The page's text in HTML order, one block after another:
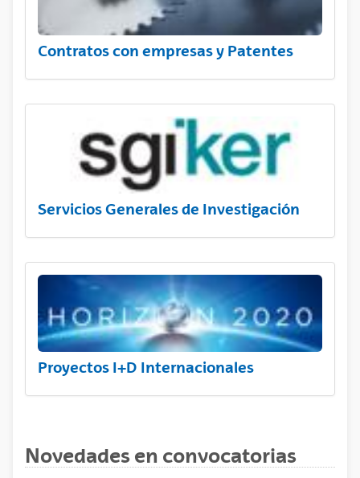
Contratos con empresas y Patentes
Servicios Generales de Investigación
Proyectos I+D Internacionales
Novedades en convocatorias